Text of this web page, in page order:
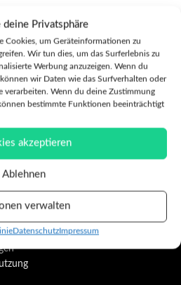
deine Privatsphäre
Cookies, um Geräteinformationen zu
Wir tun dies, um das Surferlebnis zu
Werbung anzuzeigen. Wenn du
wir Daten wie das Surfverhalten oder
verarbeiten. Wenn du deine Zustimmung
bestimmte Funktionen beeinträchtigt
akzeptieren
Ablehnen
verwalten
DatenschutzImpressum